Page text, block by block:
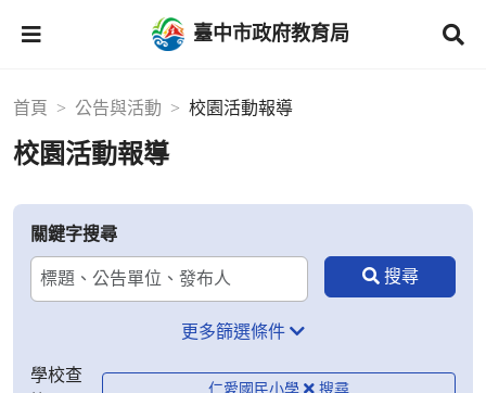
臺中市政府教育局
首頁 公告與活動 校園活動報導
校園活動報導
關鍵字搜尋
更多篩選條件
學校查
仁愛國民小學